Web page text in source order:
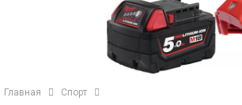
Главная Спорт